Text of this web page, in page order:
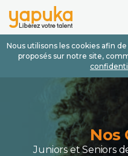
Nous utilisons les cookies afin
proposés sur notre site,
Nos
Juniors et Seniors